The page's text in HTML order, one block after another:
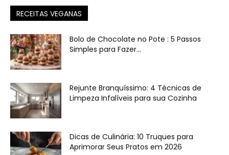
RECEITAS VEGANAS
Bolo de Chocolate no Pote : 5 Passos
Simples para Fazer...
Rejunte Branquíssimo: 4 Técnicas de
Limpeza Infalíveis para sua Cozinha
Dicas de Culinária: 10 Truques para
Aprimorar Seus Pratos em 2026